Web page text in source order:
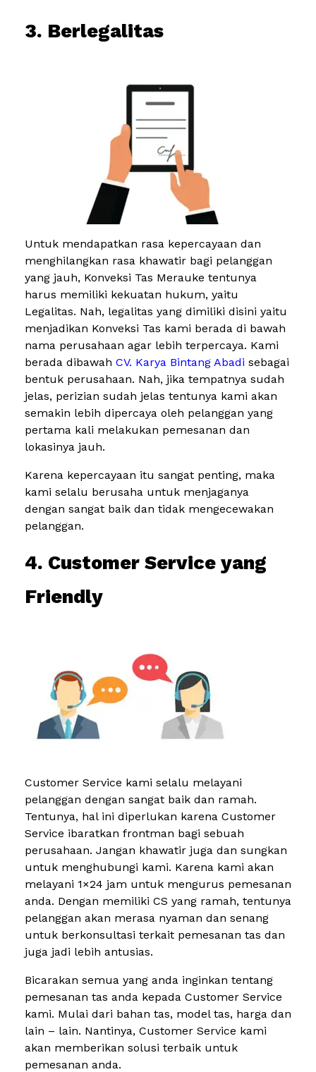
3. Berlegalitas
Untuk mendapatkan rasa kepercayaan dan
menghilangkan rasa khawatir bagi pelanggan
yang jauh, Konveksi Tas Merauke tentunya
harus memiliki kekuatan hukum, yaitu
Legalitas. Nah, legalitas yang dimiliki disini yaitu
menjadikan Konveksi Tas kami berada di bawah
nama perusahaan agar lebih terpercaya. Kami
berada dibawah CV. Karya Bintang Abadi sebagai
bentuk perusahaan. Nah, jika tempatnya sudah
jelas, perizian sudah jelas tentunya kami akan
semakin lebih dipercaya oleh pelanggan yang
pertama kali melakukan pemesanan dan
lokasinya jauh.
Karena kepercayaan itu sangat penting, maka
kami selalu berusaha untuk menjaganya
dengan sangat baik dan tidak mengecewakan
pelanggan.
4. Customer Service yang
Friendly
Customer Service kami selalu melayani
pelanggan dengan sangat baik dan ramah.
Tentunya, hal ini diperlukan karena Customer
Service ibaratkan frontman bagi sebuah
perusahaan. Jangan khawatir juga dan sungkan
untuk menghubungi kami. Karena kami akan
melayani 1×24 jam untuk mengurus pemesanan
anda. Dengan memiliki CS yang ramah, tentunya
pelanggan akan merasa nyaman dan senang
untuk berkonsultasi terkait pemesanan tas dan
juga jadi lebih antusias.
Bicarakan semua yang anda inginkan tentang
pemesanan tas anda kepada Customer Service
kami. Mulai dari bahan tas, model tas, harga dan
lain – lain. Nantinya, Customer Service kami
akan memberikan solusi terbaik untuk
pemesanan anda.